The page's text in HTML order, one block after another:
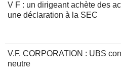
V F : un dirigeant achète des
une déclaration à la SEC
V.F. CORPORATION : UBS
neutre